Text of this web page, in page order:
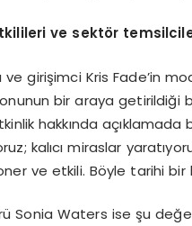
ve sektör
ve girişimci Kris Fade’in
bir araya
hakkında
kalıcı miraslar
ve etkili. Böyle tarihi
Sonia Waters ise şu